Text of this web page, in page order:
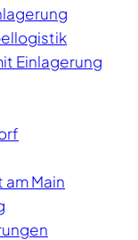
Einlagerung
am Main